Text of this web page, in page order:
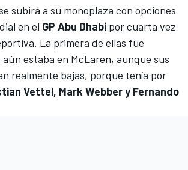
subirá a su monoplaza con opciones
en el GP Abu Dhabi por cuarta vez
La primera de ellas fue
aún estaba en McLaren, aunque sus
realmente bajas, porque tenía por
Vettel, Mark Webber y Fernando